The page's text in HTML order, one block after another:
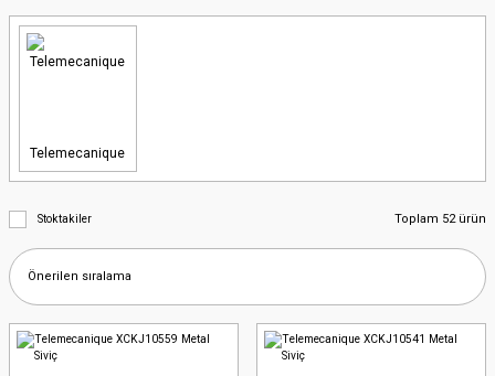
Telemecanique
Stoktakiler Toplam 52 ürün